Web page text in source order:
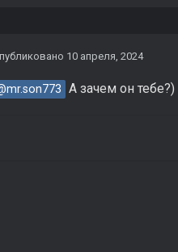
10 апреля, 2024
А зачем он тебе?)